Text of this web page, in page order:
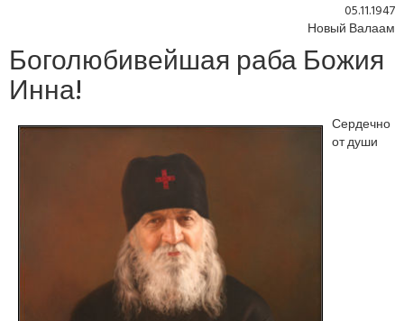
05.11.1947
Новый Валаам
Боголюбивейшая раба Божия
Инна!
Сердечно
от души